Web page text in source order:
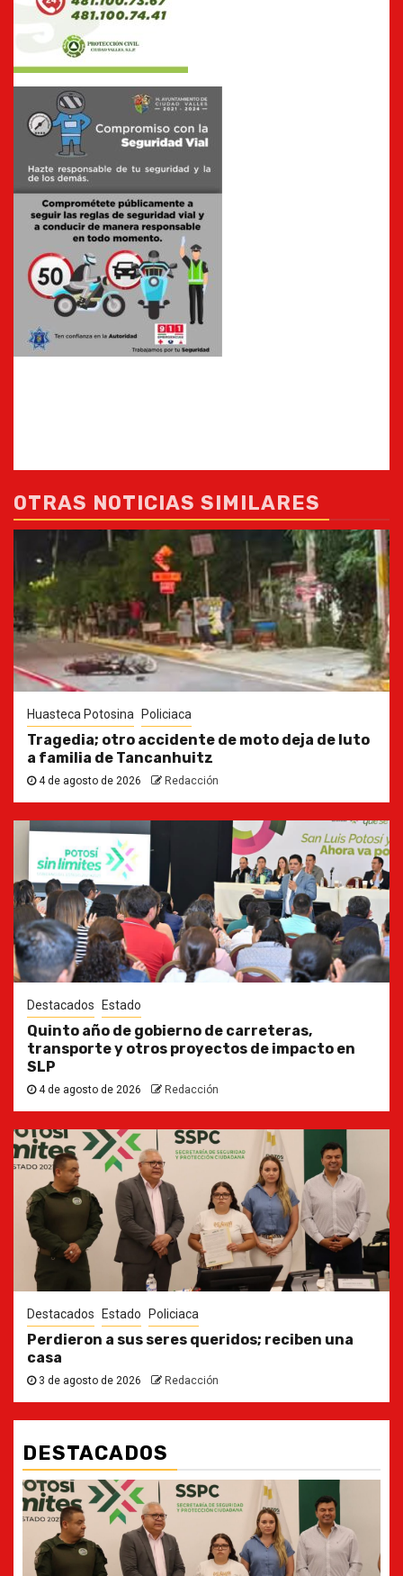
OTRAS NOTICIAS SIMILARES
Huasteca Potosina Policiaca
Tragedia; otro accidente de moto deja de luto
a familia de Tancanhuitz
4 de agosto de 2026 Redacción
Destacados Estado
Quinto año de gobierno de carreteras,
transporte y otros proyectos de impacto en
SLP
4 de agosto de 2026 Redacción
Destacados Estado Policiaca
Perdieron a sus seres queridos; reciben una
casa
3 de agosto de 2026 Redacción
DESTACADOS